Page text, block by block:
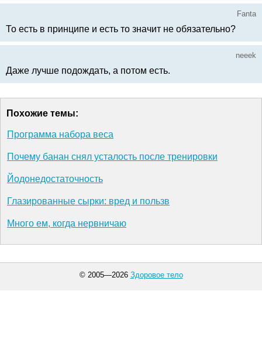
Fanta
То есть в принципе и есть то значит не обязательно?
neeek
Даже лучше подождать, а потом есть.
Похожие темы:
Программа набора веса
Почему банан снял усталость после тренировки
Йодонедостаточность
Глазированные сырки: вред и пользв
Много ем, когда нервничаю
© 2005—2026 Здоровое тело